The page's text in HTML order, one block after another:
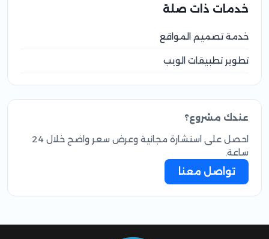
خدمات ذات صلة
خدمة تصميم المواقع
تطوير تطبيقات الويب
عندك مشروع؟
احصل على استشارة مجانية وعرض سعر واضح خلال 24
ساعة.
تواصل معنا